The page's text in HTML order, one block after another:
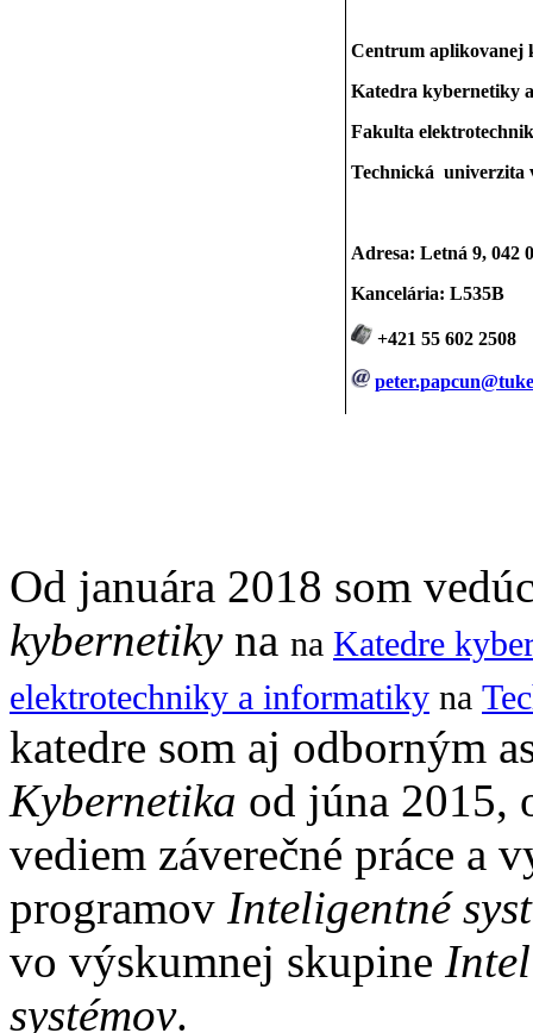
Centrum aplikovanej
Katedra kybernetiky
Fakulta
Technická univerzita
Adresa: Letná 9, 042
Kancelária: L535B
+421 55 602 2508
Od januára 2018 som
kybernetikyna na Katedre
elektrotechniky a informatiky na
katedre som aj odborným
Kybernetika od júna 2015,
vediem záverečné práce a
programov Inteligentné
vo výskumnej skupine
systémov.